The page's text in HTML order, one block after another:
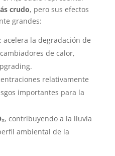
crudo, pero sus efectos
grandes:
: acelera la degradación de
de calor,
relativamente
importantes para la
, contribuyendo a la lluvia
ambiental de la